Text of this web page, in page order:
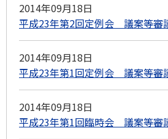
2014年09月18日
平成23年第2回定例会 議案等審
2014年09月18日
平成23年第1回定例会 議案等審
2014年09月18日
平成23年第1回臨時会 議案等審